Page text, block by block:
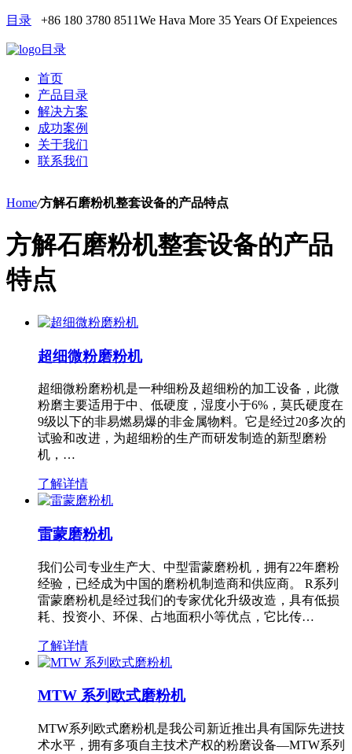
目录 +86 180 3780 8511We Hava More 35 Years Of Expeiences
目录
首页
产品目录
解决方案
成功案例
关于我们
联系我们
Home/方解石磨粉机整套设备的产品特点
方解石磨粉机整套设备的产品
特点
超细微粉磨粉机
超细微粉磨粉机是一种细粉及超细粉的加工设备，此微
粉磨主要适用于中、低硬度，湿度小于6%，莫氏硬度在
9级以下的非易燃易爆的非金属物料。它是经过20多次的
试验和改进，为超细粉的生产而研发制造的新型磨粉
机，…
了解详情
雷蒙磨粉机
我们公司专业生产大、中型雷蒙磨粉机，拥有22年磨粉
经验，已经成为中国的磨粉机制造商和供应商。 R系列
雷蒙磨粉机是经过我们的专家优化升级改造，具有低损
耗、投资小、环保、占地面积小等优点，它比传…
了解详情
MTW 系列欧式磨粉机
MTW系列欧式磨粉机是我公司新近推出具有国际先进技
术水平，拥有多项自主技术产权的粉磨设备—MTW系列